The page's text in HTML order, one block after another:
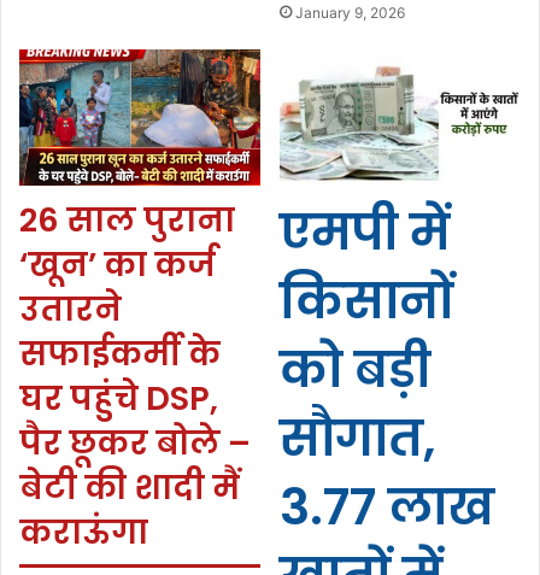
January 9, 2026
26 साल पुराना
‘खून’ का कर्ज
उतारने
सफाईकर्मी के
घर पहुंचे DSP,
पैर छूकर बोले –
बेटी की शादी मैं
कराऊंगा
एमपी में
किसानों
को बड़ी
सौगात,
3.77 लाख